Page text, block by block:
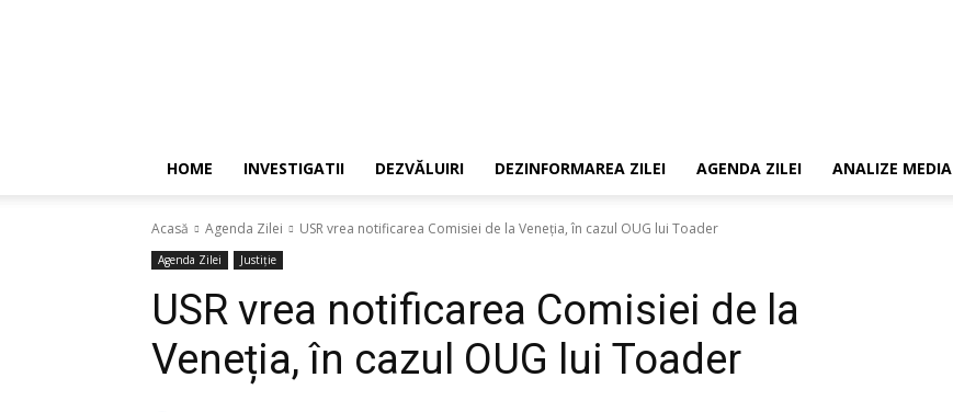
HOME INVESTIGATII DEZVĂLUIRI DEZINFORMAREA ZILEI AGENDA ZILEI ANALIZE MEDIA
Acasă Agenda Zilei USR vrea notificarea Comisiei de la Veneția, în cazul OUG lui Toader
Agenda Zilei Justiție
USR vrea notificarea Comisiei de la
Veneția, în cazul OUG lui Toader